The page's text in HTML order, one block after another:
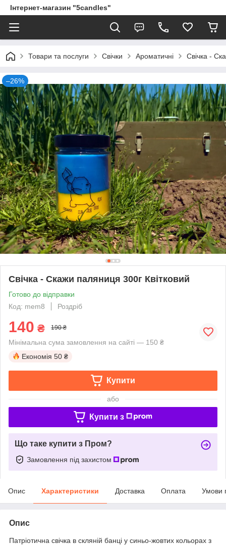
Інтернет-магазин "5candles"
Товари та послуги Свічки Ароматичні Свічка -
–26%
Свічка - Скажи паляниця 300г Квітковий
Готово до відправки
Код: mem8
Роздріб
140 ₴ 190 ₴
Мінімальна сума замовлення на сайті — 150 ₴
Економія 50 ₴
Купити
або
Купити з
Що таке купити з Пром?
Замовлення під захистом
Опис Характеристики Доставка Оплата Умови
Опис
Патріотична свічка в скляній банці у синьо-жовтих кольорах з